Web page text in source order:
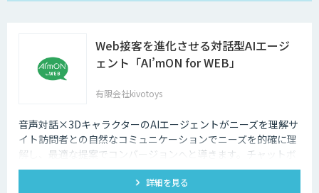
Web接客を進化させる対話型AIエージ
ェント「AI’mON for WEB」
有限会社kivotoys
音声対話×3DキャラクターのAIエージェントがニーズを理解サ
イト訪問者との自然なコミュニケーションでニーズを的確に理
解し、最適な提案でコンバージョンへと導きます。チャットボ
ットを超えた最強のデジタル営業、デジタル広報担当です。
詳細を見る